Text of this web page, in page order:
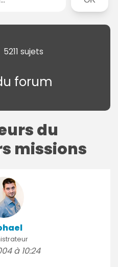
5211 sujets
forum
du
missions
à 10:24